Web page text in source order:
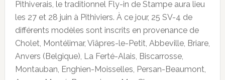
Pithiverais, le traditionnel Fly-in de Stampe aura lieu
les 27 et 28 juin à Pithiviers. À ce jour, 25 SV-4 de
différents modèles sont inscrits en provenance de
Cholet, Montélimar, Viâpres-le-Petit, Abbeville, Briare,
Anvers (Belgique), La Ferté-Alais, Biscarrosse,
Montauban, Enghien-Moisselles, Persan-Beaumont,